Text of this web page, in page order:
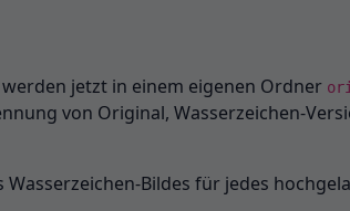
jetzt in einem eigenen Ordner
von Original, Wasserzeichen-
Bildes für jedes